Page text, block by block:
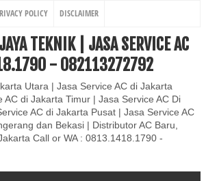
POLICY DISCLAIMER
TEKNIK | JASA SERVICE AC
- 082113272792
Utara | Jasa Service AC di Jakarta
AC di Jakarta Timur | Jasa Service AC Di
AC di Jakarta Pusat | Jasa Service AC
dan Bekasi | Distributor AC Baru,
Call or WA : 0813.1418.1790 -